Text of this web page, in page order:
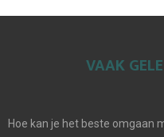
VAAK
Hoe kan je het beste omgaan